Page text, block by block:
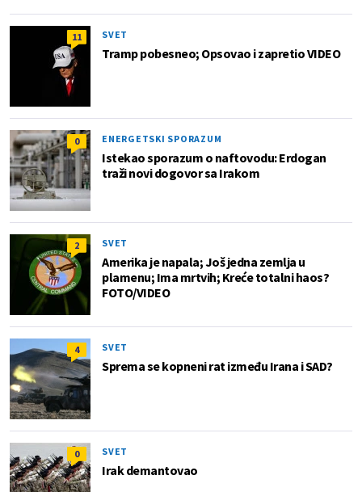
11 SVET
Tramp pobesneo; Opsovao i zapretio VIDEO
0 ENERGETSKI SPORAZUM
Istekao sporazum o naftovodu: Erdogan
traži novi dogovor sa Irakom
2 SVET
Amerika je napala; Još jedna zemlja u
plamenu; Ima mrtvih; Kreće totalni haos?
FOTO/VIDEO
4 SVET
Sprema se kopneni rat između Irana i SAD?
0 SVET
Irak demantovao